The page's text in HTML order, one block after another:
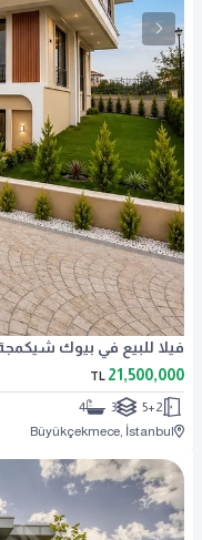
فيلا للبيع في بيوك
21,500,000
TL
5+2
3
4
Büyükçekmece, İstanbul